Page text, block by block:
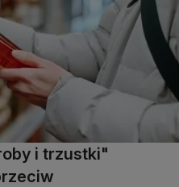
i trzustki"